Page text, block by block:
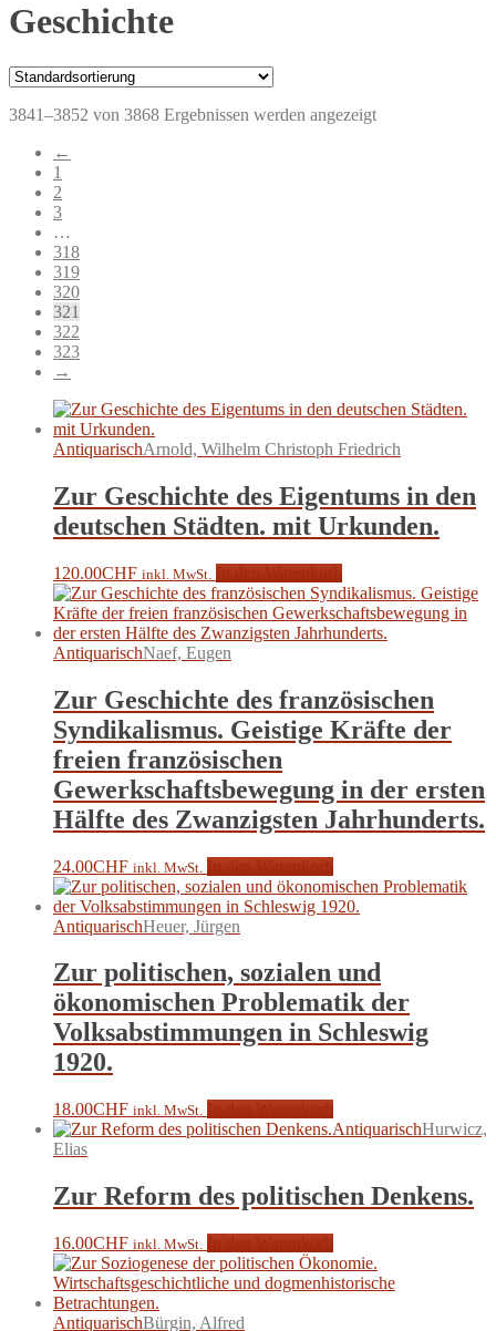
Geschichte
3841–3852 von 3868 Ergebnissen werden angezeigt
←
1
2
3
…
318
319
320
321
322
323
→
AntiquarischArnold, Wilhelm Christoph Friedrich
Zur Geschichte des Eigentums in den
deutschen Städten. mit Urkunden.
120.00CHF inkl. MwSt.
AntiquarischNaef, Eugen
Zur Geschichte des französischen
Syndikalismus. Geistige Kräfte der
freien französischen
Gewerkschaftsbewegung in der ersten
Hälfte des Zwanzigsten Jahrhunderts.
24.00CHF inkl. MwSt.
AntiquarischHeuer, Jürgen
Zur politischen, sozialen und
ökonomischen Problematik der
Volksabstimmungen in Schleswig
1920.
18.00CHF inkl. MwSt.
AntiquarischHurwicz,
Elias
Zur Reform des politischen Denkens.
16.00CHF inkl. MwSt.
AntiquarischBürgin, Alfred